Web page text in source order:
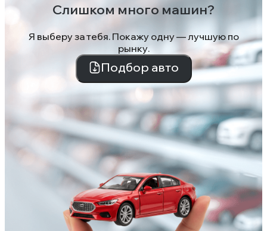
Слишком много машин?
Я выберу за тебя. Покажу одну — лучшую по
рынку.
Подбор авто